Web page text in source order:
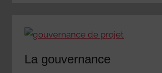
La gouvernance